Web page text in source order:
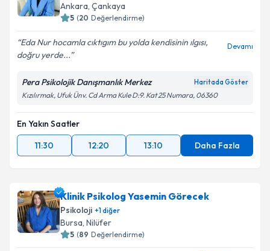
Ankara, Çankaya
5 (20 Değerlendirme)
Eda Nur hocamla cıktıgım bu yolda kendisinin ılgısı,
doğru yerde...
Devamı
Pera Psikolojik Danışmanlık Merkez Haritada Göster
Kızılırmak, Ufuk Ünv. Cd Arma Kule D:9. Kat 25 Numara, 06360
En Yakın Saatler
11:30
12:20 13:10 Daha Fazla
Klinik Psikolog Yasemin Görecek
Psikoloji +1diğer
Bursa, Nilüfer
5 (89 Değerlendirme)